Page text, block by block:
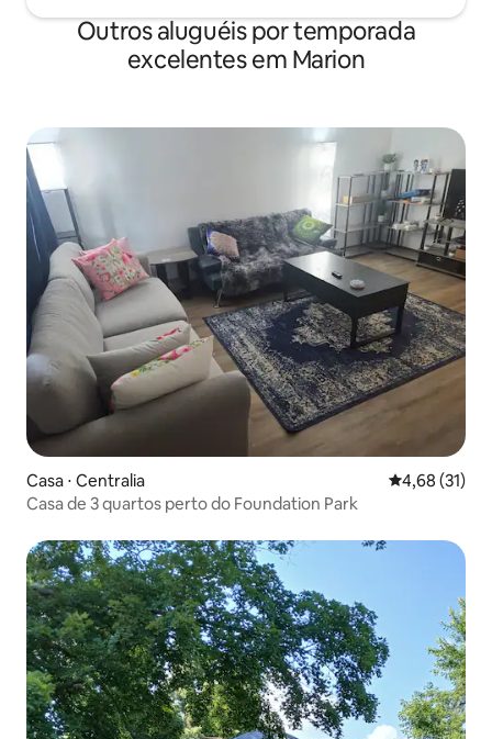
Outros aluguéis por temporada
excelentes em Marion
Casa ⋅ Centralia 4,68 de uma
4,68 (31)
Casa de 3 quartos perto do Foundation Park